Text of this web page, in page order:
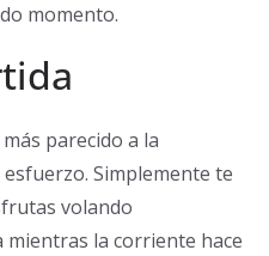
momento.
parecido a la
Simplemente te
volando
mientras la corriente hace